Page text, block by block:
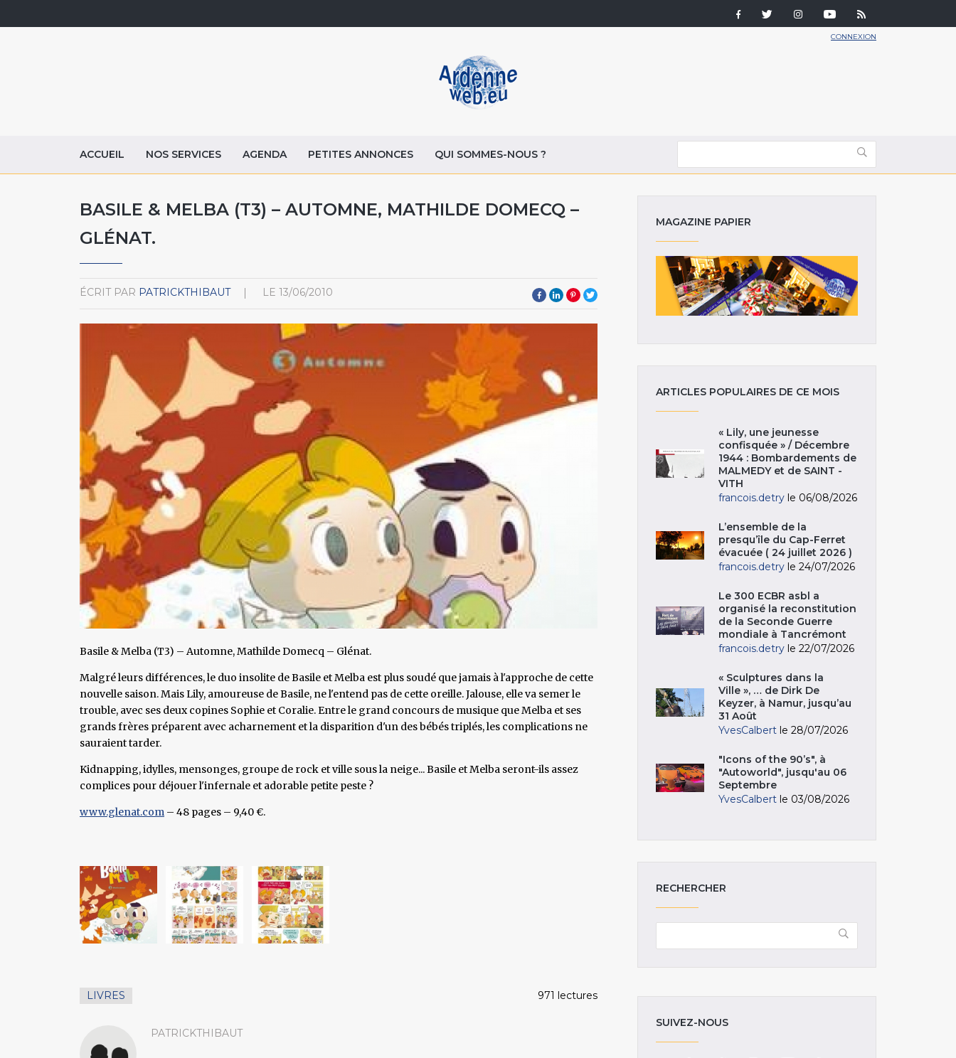
CONNEXION
ACCUEIL NOS SERVICES AGENDA PETITES ANNONCES QUI SOMMES-NOUS ?
BASILE & MELBA (T3) – AUTOMNE, MATHILDE DOMECQ –
GLÉNAT.
ÉCRIT PAR PATRICKTHIBAUT LE 13/06/2010
Basile & Melba (T3) – Automne, Mathilde Domecq – Glénat.
Malgré leurs différences, le duo insolite de Basile et Melba est plus soudé que jamais à l'approche de cette
nouvelle saison. Mais Lily, amoureuse de Basile, ne l'entend pas de cette oreille. Jalouse, elle va semer le
trouble, avec ses deux copines Sophie et Coralie. Entre le grand concours de musique que Melba et ses
grands frères préparent avec acharnement et la disparition d'un des bébés triplés, les complications ne
sauraient tarder.
Kidnapping, idylles, mensonges, groupe de rock et ville sous la neige... Basile et Melba seront-ils assez
complices pour déjouer l'infernale et adorable petite peste ?
www.glenat.com – 48 pages – 9,40 €.
LIVRES 971 lectures
PATRICKTHIBAUT
MAGAZINE PAPIER
ARTICLES POPULAIRES DE CE MOIS
« Lily, une jeunesse
confisquée » / Décembre
1944 : Bombardements de
MALMEDY et de SAINT -
VITH
francois.detry le 06/08/2026
L’ensemble de la
presqu’île du Cap-Ferret
évacuée ( 24 juillet 2026 )
francois.detry le 24/07/2026
Le 300 ECBR asbl a
organisé la reconstitution
de la Seconde Guerre
mondiale à Tancrémont
francois.detry le 22/07/2026
« Sculptures dans la
Ville », … de Dirk De
Keyzer, à Namur, jusqu’au
31 Août
YvesCalbert le 28/07/2026
"Icons of the 90’s", à
"Autoworld", jusqu'au 06
Septembre
YvesCalbert le 03/08/2026
RECHERCHER
SUIVEZ-NOUS